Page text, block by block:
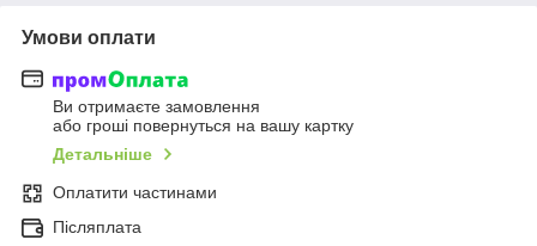
Умови оплати
Ви отримаєте замовлення
або гроші повернуться на вашу картку
Детальніше
Оплатити частинами
Післяплата